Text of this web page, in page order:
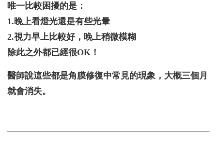
唯一比較困擾的是：
1.晚上看燈光還是有些光暈
2.視力早上比較好，晚上稍微模糊
除此之外都已經很OK！
醫師說這些都是角膜修復中常見的現象，大概三個月
就會消失。